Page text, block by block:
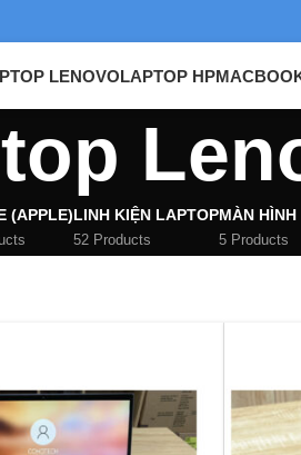
LENOVOLAPTOP HP
(APPLE)LINH KIỆN LAPTOP
52 Products
MÀN HÌNH
5 Products